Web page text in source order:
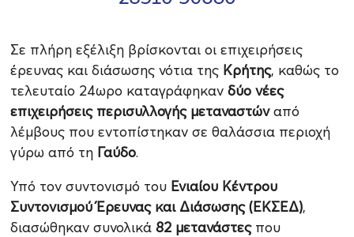
Σε πλήρη εξέλιξη βρίσκονται οι επιχειρήσεις
έρευνας και διάσωσης νότια της Κρήτης, καθώς το
τελευταίο 24ωρο καταγράφηκαν δύο νέες
επιχειρήσεις περισυλλογής μεταναστώναπό
λέμβους που εντοπίστηκαν σε θαλάσσια περιοχή
γύρω από τη Γαύδο.
Υπό τον συντονισμό του Ενιαίου Κέντρου
Συντονισμού Έρευνας και Διάσωσης (ΕΚΣΕΔ),
διασώθηκαν συνολικά 82 μετανάστεςπου